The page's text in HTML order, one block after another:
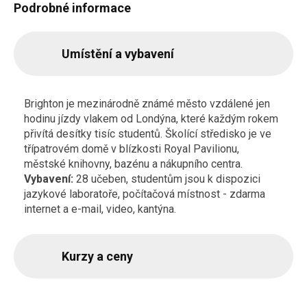
Podrobné informace
Umístění a vybavení
Brighton je mezinárodně známé město vzdálené jen
hodinu jízdy vlakem od Londýna, které každým rokem
přivítá desítky tisíc studentů. Školící středisko je ve
třípatrovém domě v blízkosti Royal Pavilionu,
městské knihovny, bazénu a nákupního centra.
Vybavení: 28 učeben, studentům jsou k dispozici
jazykové laboratoře, počítačová místnost - zdarma
internet a e-mail, video, kantýna.
Kurzy a ceny